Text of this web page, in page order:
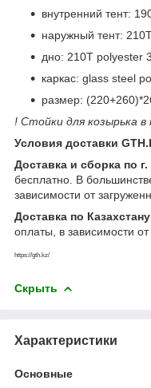
внутренний тент:
наружный тент:
дно: 210Т polyester
каркас: glass steel
размер:
! Стойки для козырька
Условия доставки
Доставка и сборка по
бесплатно. В
зависимости от
Доставка по Казахстану
оплаты, в зависимости от
https://gth.kz/
Скрыть
Характеристики
Основные